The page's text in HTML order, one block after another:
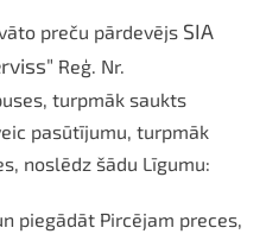
preču pārdevējs SIA
Reģ. Nr.
turpmāk saukts
pasūtījumu, turpmāk
noslēdz šādu Līgumu:
piegādāt Pircējam preces,